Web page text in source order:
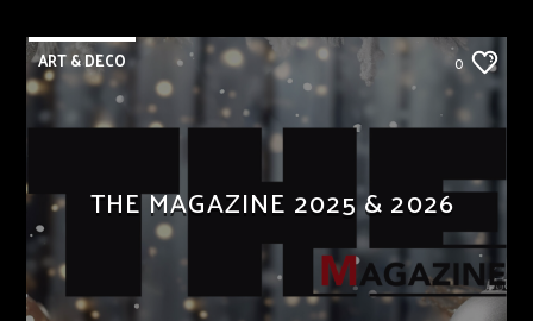
ART & DECO 0
THE MAGAZINE 2025 & 2026